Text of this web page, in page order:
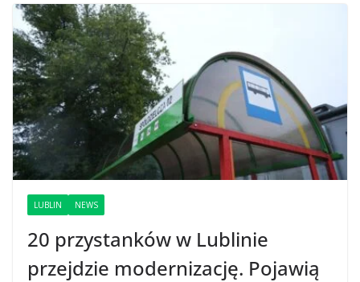
LUBLIN NEWS
20 przystanków w Lublinie
przejdzie modernizację. Pojawią